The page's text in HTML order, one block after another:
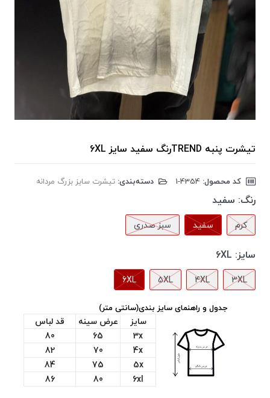
تیشرت پنبه TRENDرنگ سفید سایز 6XL
کد محصول: دسته‌بندی: تیشرت سایز بزرگ مردانه
رنگ: سفید
کرم سفید سبز صدری
سایز: 6XL
3XL
4XL
5XL
6XL
جدول و راهنمای سایز بندی(سانتی متر)
سایز عرض سینه
قد لباس
3x
65
80
4x
70
82
5x
75
84
6xl
80
86